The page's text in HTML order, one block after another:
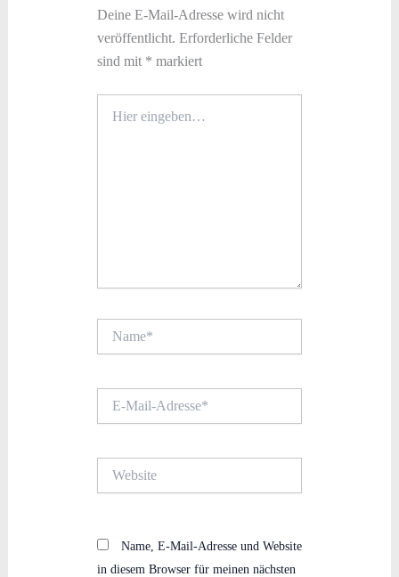
Deine E-Mail-Adresse wird nicht
veröffentlicht. Erforderliche Felder
sind mit * markiert
eingeben…
Mail-
Name, E-Mail-Adresse und Website
in diesem Browser für meinen nächsten